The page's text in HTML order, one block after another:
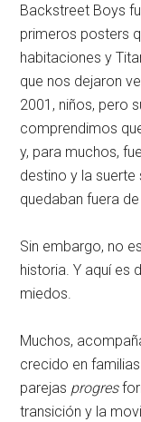
Backstreet Boys
primeros posters
habitaciones y
que nos dejaron
2001, niños, pero
comprendimos
y, para muchos,
destino y la
quedaban fuera
Sin embargo, no
historia. Y aquí es
miedos.
Muchos,
crecido en
parejas progres
transición y la